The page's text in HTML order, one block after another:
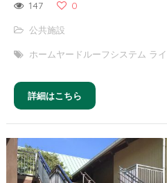
147 0
公共施設
ホームヤードルーフシステム ラ
詳細はこちら